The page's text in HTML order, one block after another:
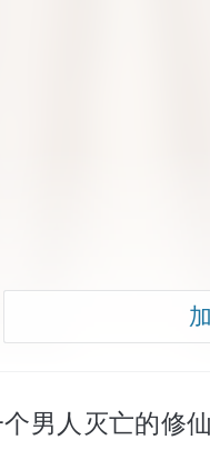
男人灭亡的修